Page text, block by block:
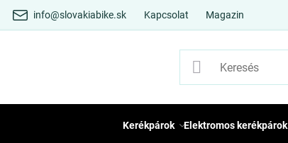
info@slovakiabike.sk Kapcsolat Magazin
Kerékpárok Elektromos kerékpárok